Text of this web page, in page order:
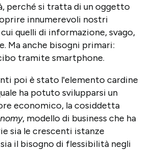
perché si tratta di un oggetto
innumerevoli nostri
quelli di informazione, svago,
Ma anche bisogni primari:
tramite smartphone.
poi è stato l'elemento cardine
ha potuto svilupparsi un
economico, la cosiddetta
, modello di business che ha
sia le crescenti istanze
il bisogno di flessibilità negli